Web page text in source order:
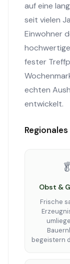
auf eine
seit vielen
Einwohner
fester
echten
entwickelt.
🥬
Obst &
Frische
begeistern